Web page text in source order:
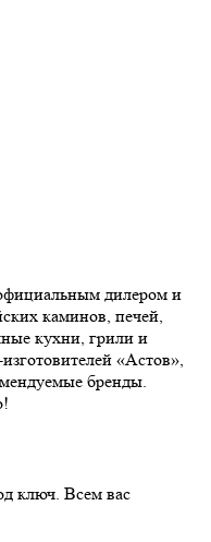
дилером и
каминов, печей,
кухни, грили и
«Астов»,
бренды.
ключ. Всем вас